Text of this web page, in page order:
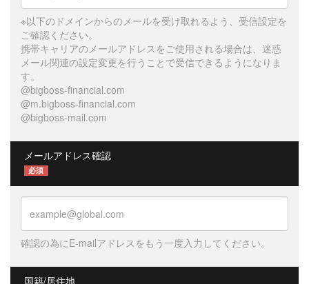
※以下のドメインからのメールを受け取れるよう、受信設定を
ご確認ください。
携帯キャリアのメールアドレスをご使用される場合は、迷惑
メール関連の設定変更を行うことで受信できるようになりま
す。
@bigboss-financial.com
@m.bigboss-financial.com
@bigboss-mail.com
メールアドレス確認
必須
確認の為にE-mailアドレスをもう一度入力してください。
国籍/居住地